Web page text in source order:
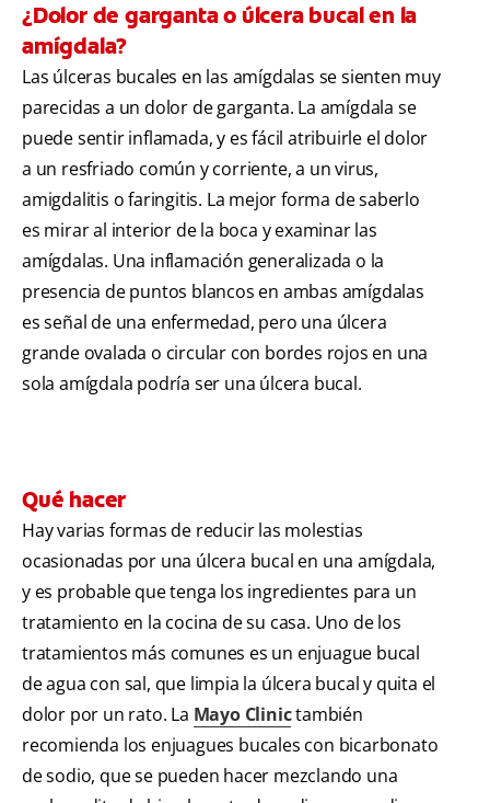
¿Dolor de garganta o úlcera bucal en la
amígdala?
Las úlceras bucales en las amígdalas se sienten muy
parecidas a un dolor de garganta. La amígdala se
puede sentir inflamada, y es fácil atribuirle el dolor
a un resfriado común y corriente, a un virus,
amigdalitis o faringitis. La mejor forma de saberlo
es mirar al interior de la boca y examinar las
amígdalas. Una inflamación generalizada o la
presencia de puntos blancos en ambas amígdalas
es señal de una enfermedad, pero una úlcera
grande ovalada o circular con bordes rojos en una
sola amígdala podría ser una úlcera bucal.
Qué hacer
Hay varias formas de reducir las molestias
ocasionadas por una úlcera bucal en una amígdala,
y es probable que tenga los ingredientes para un
tratamiento en la cocina de su casa. Uno de los
tratamientos más comunes es un enjuague bucal
de agua con sal, que limpia la úlcera bucal y quita el
dolor por un rato. La Mayo Clinictambién
recomienda los enjuagues bucales con bicarbonato
de sodio, que se pueden hacer mezclando una